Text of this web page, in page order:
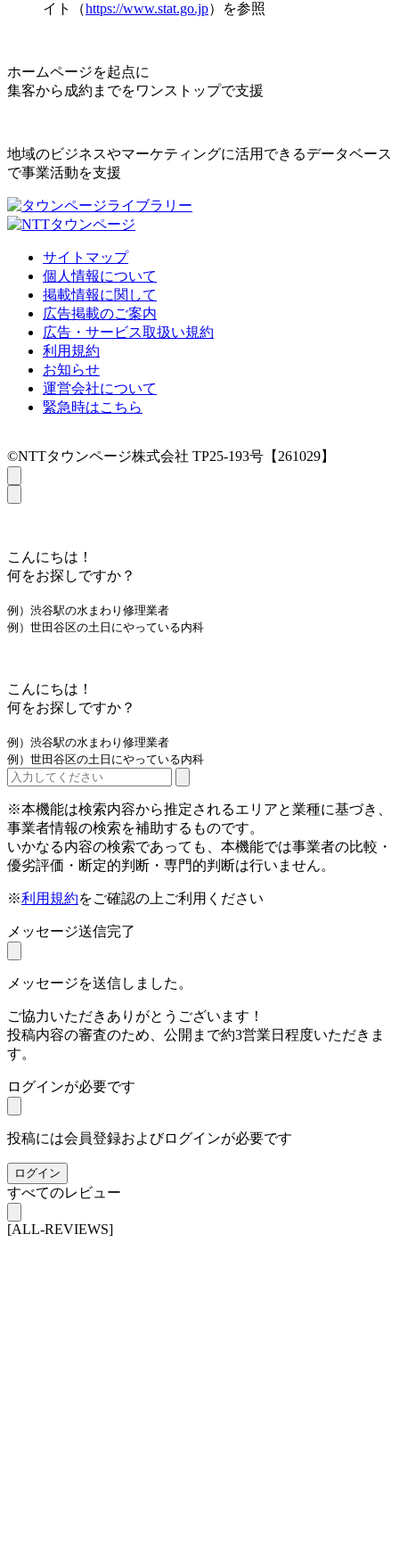
イト（https://www.stat.go.jp）を参照
ホームページを起点に
集客から成約までをワンストップで支援
地域のビジネスやマーケティングに活用できるデータベース
で事業活動を支援
サイトマップ
個人情報について
掲載情報に関して
広告掲載のご案内
広告・サービス取扱い規約
利用規約
お知らせ
運営会社について
緊急時はこちら
©NTTタウンページ株式会社 TP25-193号【261029】
こんにちは！
何をお探しですか？
例）渋谷駅の水まわり修理業者
例）世田谷区の土日にやっている内科
こんにちは！
何をお探しですか？
例）渋谷駅の水まわり修理業者
例）世田谷区の土日にやっている内科
※本機能は検索内容から推定されるエリアと業種に基づき、
事業者情報の検索を補助するものです。
いかなる内容の検索であっても、本機能では事業者の比較・
優劣評価・断定的判断・専門的判断は行いません。
※利用規約をご確認の上ご利用ください
メッセージ送信完了
メッセージを送信しました。
ご協力いただきありがとうございます！
投稿内容の審査のため、公開まで約3営業日程度いただきま
す。
ログインが必要です
投稿には会員登録およびログインが必要です
ログイン
すべてのレビュー
[ALL-REVIEWS]